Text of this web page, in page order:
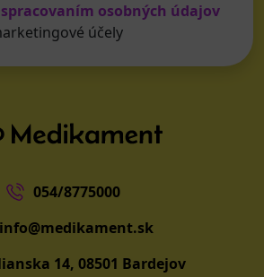
spracovaním osobných údajov
účely
054/8775000
info@medikament.sk
14, 08501 Bardejov